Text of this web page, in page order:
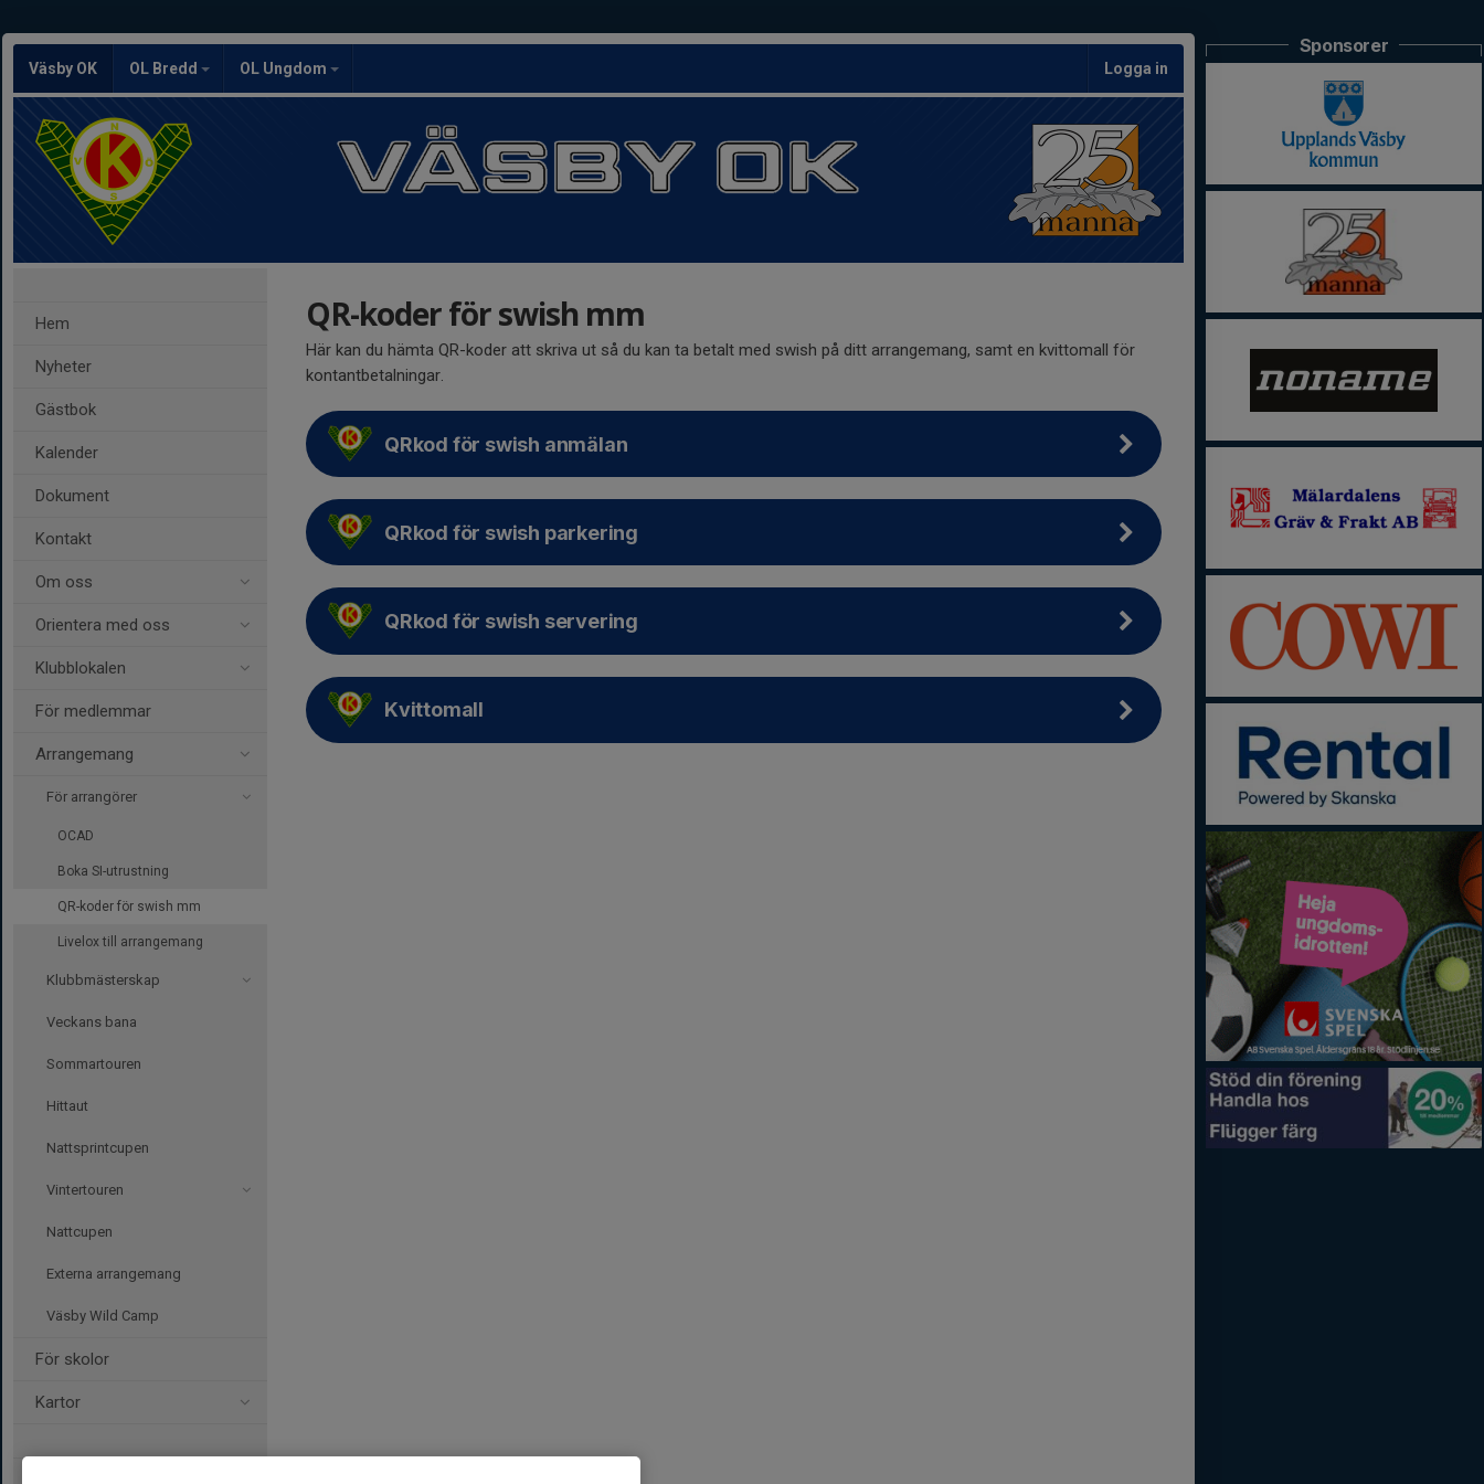
Väsby OK OL Bredd OL Ungdom Logga in
Hem
Nyheter
Gästbok
Kalender
Dokument
Kontakt
Om oss
Orientera med oss
Klubblokalen
För medlemmar
Arrangemang
För arrangörer
OCAD
Boka SI-utrustning
QR-koder för swish mm
Livelox till arrangemang
Klubbmästerskap
Veckans bana
Sommartouren
Hittaut
Nattsprintcupen
Vintertouren
Nattcupen
Externa arrangemang
Väsby Wild Camp
För skolor
Kartor
QR-koder för swish mm
Här kan du hämta QR-koder att skriva ut så du kan ta betalt med swish på ditt arrangemang, samt en kvittomall för
kontantbetalningar.
QRkod för swish anmälan
QRkod för swish parkering
QRkod för swish servering
Kvittomall
Sponsorer